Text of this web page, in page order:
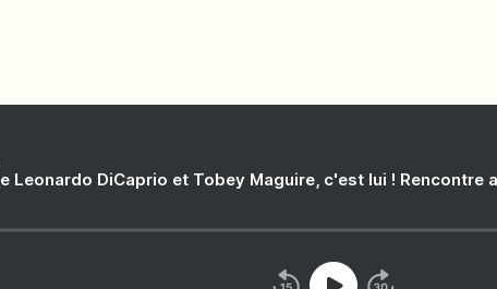
Leonardo DiCaprio et Tobey Maguire, c'est lui ! Rencontre